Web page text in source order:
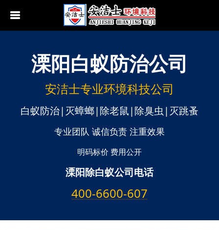
南京白蚁防治
江阴白蚁防治
溧阳白蚁防治公司
安洁士专业环境科技公司
白蚁防治|灭蟑螂|除老鼠|除臭虫|灭跳蚤
专业团队 诚信负责 注重效果
明码标价 费用公开
溧阳除白蚁公司电话
400-6600-607